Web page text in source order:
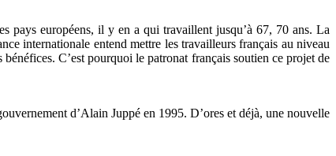
pays européens, il y en a qui travaillent jusqu’à 67, 70 ans. La
internationale entend mettre les travailleurs français au niveau
C’est pourquoi le patronat français soutien ce projet de
d’Alain Juppé en 1995. D’ores et déjà, une nouvelle